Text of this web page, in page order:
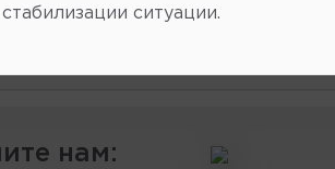
остатков и цен: 11:21 2026-08-09
данные о запчастях на этой
информационный характер.
нам:
стабилизации ситуации.